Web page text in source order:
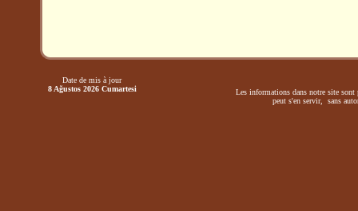
Date de mis à jour
8 Ağustos 2026 Cumartesi
Les informations dans notre site
peut s'en servir, sans